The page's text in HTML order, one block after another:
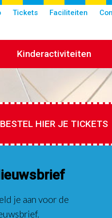
Tickets Faciliteiten
Kinderactiviteiten
BESTEL HIER JE TICKETS
je aan voor de